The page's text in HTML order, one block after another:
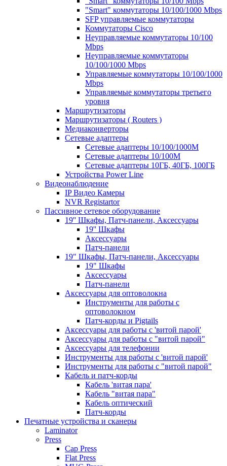
"Smart" коммутаторы 10/100/1000 Mbps
SFP управляемые коммутаторы
Коммутаторы Cisco
Неуправляемые коммутаторы 10/100
Mbps
Неуправляемые коммутаторы
10/100/1000 Mbps
Управляемые коммутаторы 10/100/1000
Mbps
Управляемые коммутаторы третьего
уровня
Маршрутизаторы
Маршрутизаторы ( Routers )
Медиаконверторы
Сетевые адаптеры
Сетевые адаптеры 10/100/1000М
Сетевые адаптеры 10/100M
Сетевые адаптеры 10ГБ, 40ГБ, 100ГБ
Устройства Power Line
Видеонаблюдение
IP Видео Камеры
NVR Registartor
Пассивное сетевое оборудование
19'' Шкафы, Патч-панели, Аксессуары
19'' Шкафы
Аксессуары
Патч-панели
19" Шкафы, Патч-панели, Аксессуары
19" Шкафы
Аксессуары
Патч-панели
Аксессуары для оптоволокна
Инструменты для работы с
оптоволокном
Патч-корды и Pigtails
Аксессуары для работы с 'витой парой'
Аксессуары для работы с "витой парой"
Аксессуары для телефонии
Инструменты для работы с 'витой парой'
Инструменты для работы с "витой парой"
Кабель и патч-корды
Кабель 'витая пара'
Кабель "витая пара"
Кабель оптический
Патч-корды
Печатные устройства и сканеры
Laminator
Press
Cap Press
Flat Press